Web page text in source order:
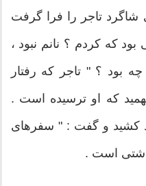
تاجر را فرا گرفت
که کردم ؟ نانم نبود ،
بود ؟ " تاجر که رفتار
که او ترسیده است .
کشید و گفت : "‌ سفرهای
است .